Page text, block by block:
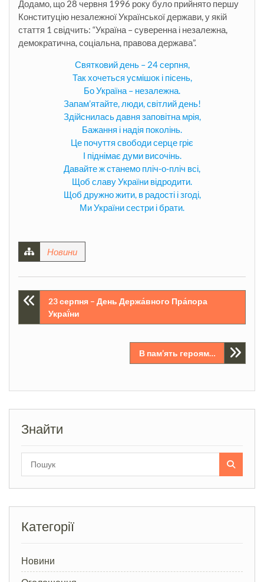
Додамо, що 28 червня 1996 року було прийнято першу
Конституцію незалежної Української держави, у якій
стаття 1 свідчить: “Україна – суверенна і незалежна,
демократична, соціальна, правова держава”.
Святковий день – 24 серпня,
Так хочеться усмішок і пісень,
Бо Україна – незалежна.
Запам’ятайте, люди, світлий день!
Здійснилась давня заповітна мрія,
Бажання і надія поколінь.
Це почуття свободи серце гріє
І піднімає думи височінь.
Давайте ж станемо пліч-о-пліч всі,
Щоб славу України відродити.
Щоб дружно жити, в радості і згоді,
Ми України сестри і брати.
Новини
Навігація
записів
23 серпня – День Держа́вного Пра́пора
Украї́ни
В пам’ять героям…
Знайти
Категорії
Новини